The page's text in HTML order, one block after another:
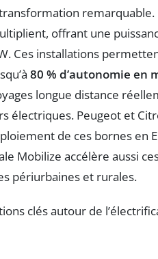
remarquable.
offrant une
Ces installations
80 % d’autonomie en
longue distance
électriques. Peugeot et
de ces bornes en
Mobilize accélère aussi
périurbaines et rurales.
clés autour de